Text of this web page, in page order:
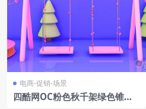
电商-促销-场景
四酷网OC粉色秋千架绿色锥形